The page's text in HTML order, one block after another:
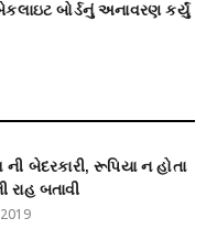
બોર્ડનું અનાવરણ કર્યું
બેદરકારી, રૂપિયા ન હોતા
રાહ બતાવી